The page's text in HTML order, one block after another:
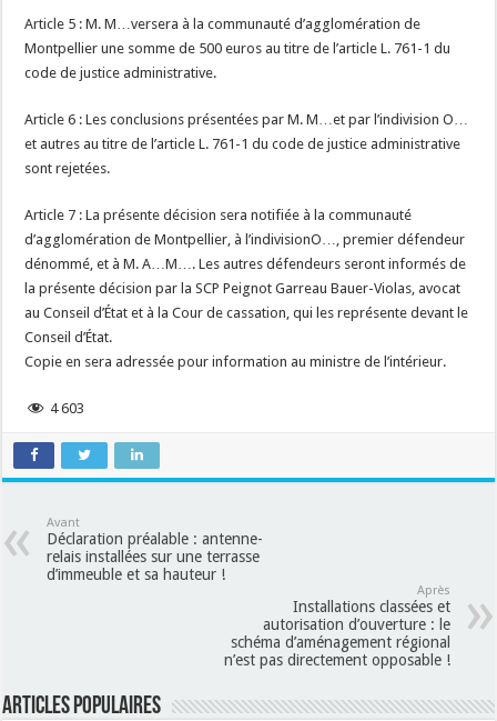
Article 5 : M. M…versera à la communauté d’agglomération de
Montpellier une somme de 500 euros au titre de l’article L. 761-1 du
code de justice administrative.
Article 6 : Les conclusions présentées par M. M…et par l’indivision O…
et autres au titre de l’article L. 761-1 du code de justice administrative
sont rejetées.
Article 7 : La présente décision sera notifiée à la communauté
d’agglomération de Montpellier, à l’indivisionO…, premier défendeur
dénommé, et à M. A…M…. Les autres défendeurs seront informés de
la présente décision par la SCP Peignot Garreau Bauer-Violas, avocat
au Conseil d’État et à la Cour de cassation, qui les représente devant le
Conseil d’État.
Copie en sera adressée pour information au ministre de l’intérieur.
4 603
Avant
Déclaration préalable : antenne-
relais installées sur une terrasse
d’immeuble et sa hauteur !
Après
Installations classées et
autorisation d’ouverture : le
schéma d’aménagement régional
n’est pas directement opposable !
Articles populaires